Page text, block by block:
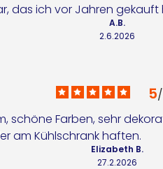
das ich vor Jahren
2.6.2026
A.B.
5/
schöne Farben, sehr
am Kühlschrank haften.
27.2.2026
Elizabeth B.